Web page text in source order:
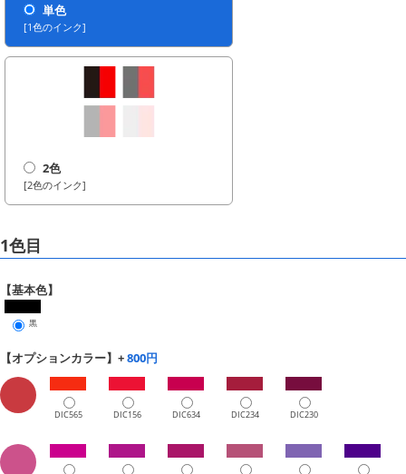
単色
[1色のインク]
2色
[2色のインク]
1色目
【基本色】
黒
【オプションカラー】+800円
DIC565 DIC156 DIC634 DIC234 DIC230